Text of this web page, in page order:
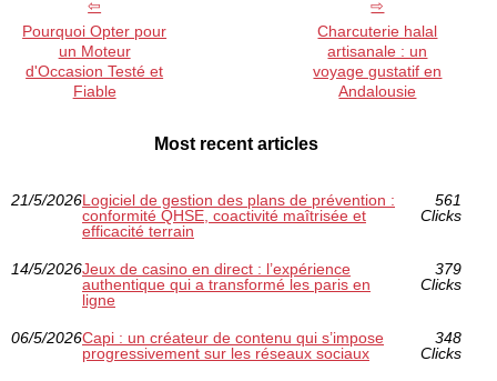
Pourquoi Opter pour
un Moteur
d'Occasion Testé et
Fiable
Charcuterie halal
artisanale : un
voyage gustatif en
Andalousie
Most recent articles
21/5/2026Logiciel de gestion des plans de prévention :
conformité QHSE, coactivité maîtrisée et
efficacité terrain
561
Clicks
14/5/2026Jeux de casino en direct : l’expérience
authentique qui a transformé les paris en
ligne
379
Clicks
06/5/2026Capi : un créateur de contenu qui s’impose
progressivement sur les réseaux sociaux
348
Clicks